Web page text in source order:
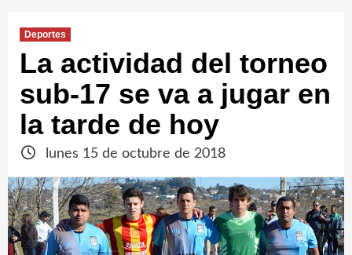
Deportes
La actividad del torneo
sub-17 se va a jugar en
la tarde de hoy
lunes 15 de octubre de 2018